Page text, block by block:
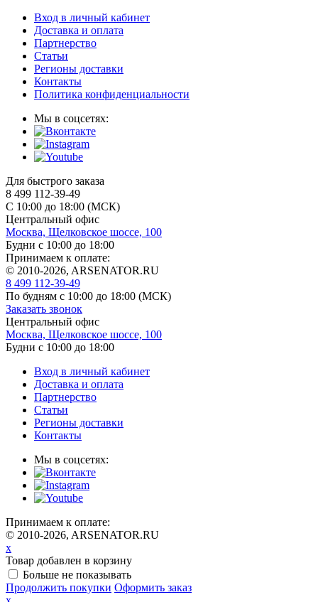
Вход в личный кабинет
Доставка и оплата
Партнерство
Статьи
Регионы доставки
Контакты
Политика конфиденциальности
Мы в соцсетях:
Для быстрого заказа
8 499 112-39-49
С 10:00 до 18:00 (МСК)
Центральный офис
Москва, Щелковское шоссе, 100
Будни с 10:00 до 18:00
Принимаем к оплате:
© 2010-2026, ARSENATOR.RU
8 499 112-39-49
По будням с 10:00 до 18:00 (МСК)
Заказать звонок
Центральный офис
Москва, Щелковское шоссе, 100
Будни с 10:00 до 18:00
Вход в личный кабинет
Доставка и оплата
Партнерство
Статьи
Регионы доставки
Контакты
Мы в соцсетях:
Принимаем к оплате:
© 2010-2026, ARSENATOR.RU
x
Товар добавлен в корзину
Больше не показывать
Продолжить покупки Оформить заказ